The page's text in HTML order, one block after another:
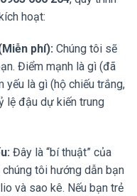
hoạt:
phí): Chúng tôi sẽ
Điểm mạnh là gì (đã
yếu là gì (hộ chiếu trắng,
lệ đậu dự kiến trung
Đây là “bí thuật” của
chúng tôi hướng dẫn bạn
và sao kê. Nếu bạn trẻ